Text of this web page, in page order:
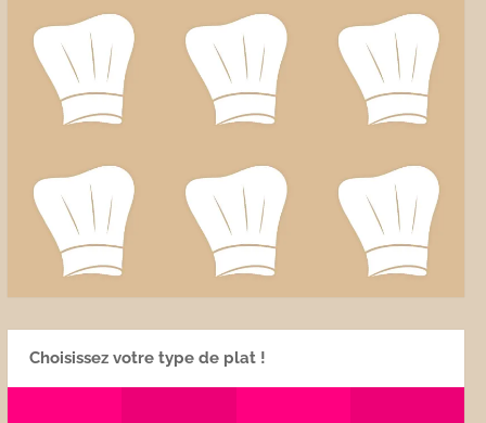
Choisissez votre type de plat !